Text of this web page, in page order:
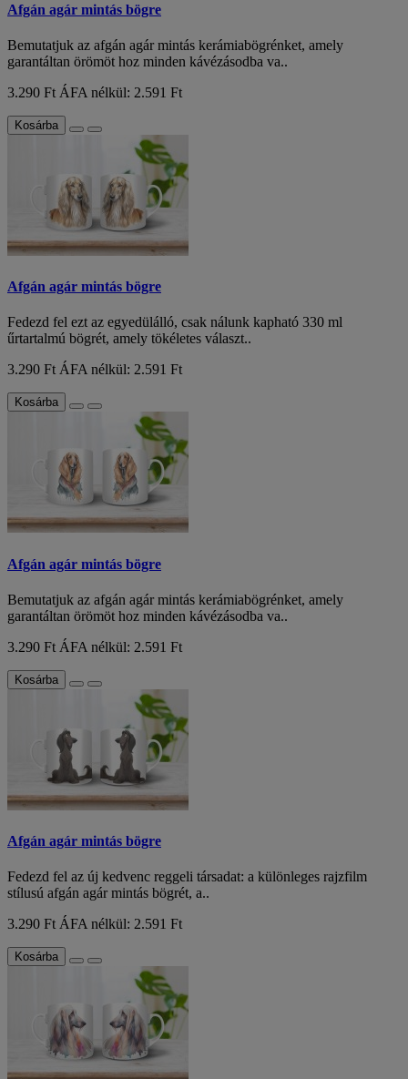
Afgán agár mintás bögre
Bemutatjuk az afgán agár mintás kerámiabögrénket, amely
garantáltan örömöt hoz minden kávézásodba va..
3.290 Ft ÁFA nélkül: 2.591 Ft
Kosárba
Afgán agár mintás bögre
Fedezd fel ezt az egyedülálló, csak nálunk kapható 330 ml
űrtartalmú bögrét, amely tökéletes választ..
3.290 Ft ÁFA nélkül: 2.591 Ft
Kosárba
Afgán agár mintás bögre
Bemutatjuk az afgán agár mintás kerámiabögrénket, amely
garantáltan örömöt hoz minden kávézásodba va..
3.290 Ft ÁFA nélkül: 2.591 Ft
Kosárba
Afgán agár mintás bögre
Fedezd fel az új kedvenc reggeli társadat: a különleges rajzfilm
stílusú afgán agár mintás bögrét, a..
3.290 Ft ÁFA nélkül: 2.591 Ft
Kosárba